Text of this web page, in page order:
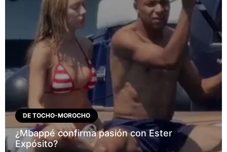
DE TOCHO-MOROCHO
¿Mbappé confirma pasión con Ester
Expósito?